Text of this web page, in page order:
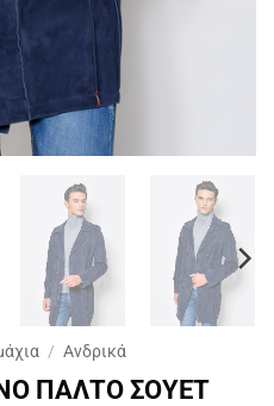
/ Ανδρικά
ΠΑΛΤΟ ΣΟΥΕΤ